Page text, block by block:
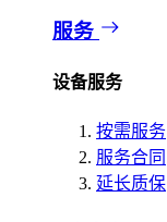
服务
设备服务
按需服务
服务合同
延长质保